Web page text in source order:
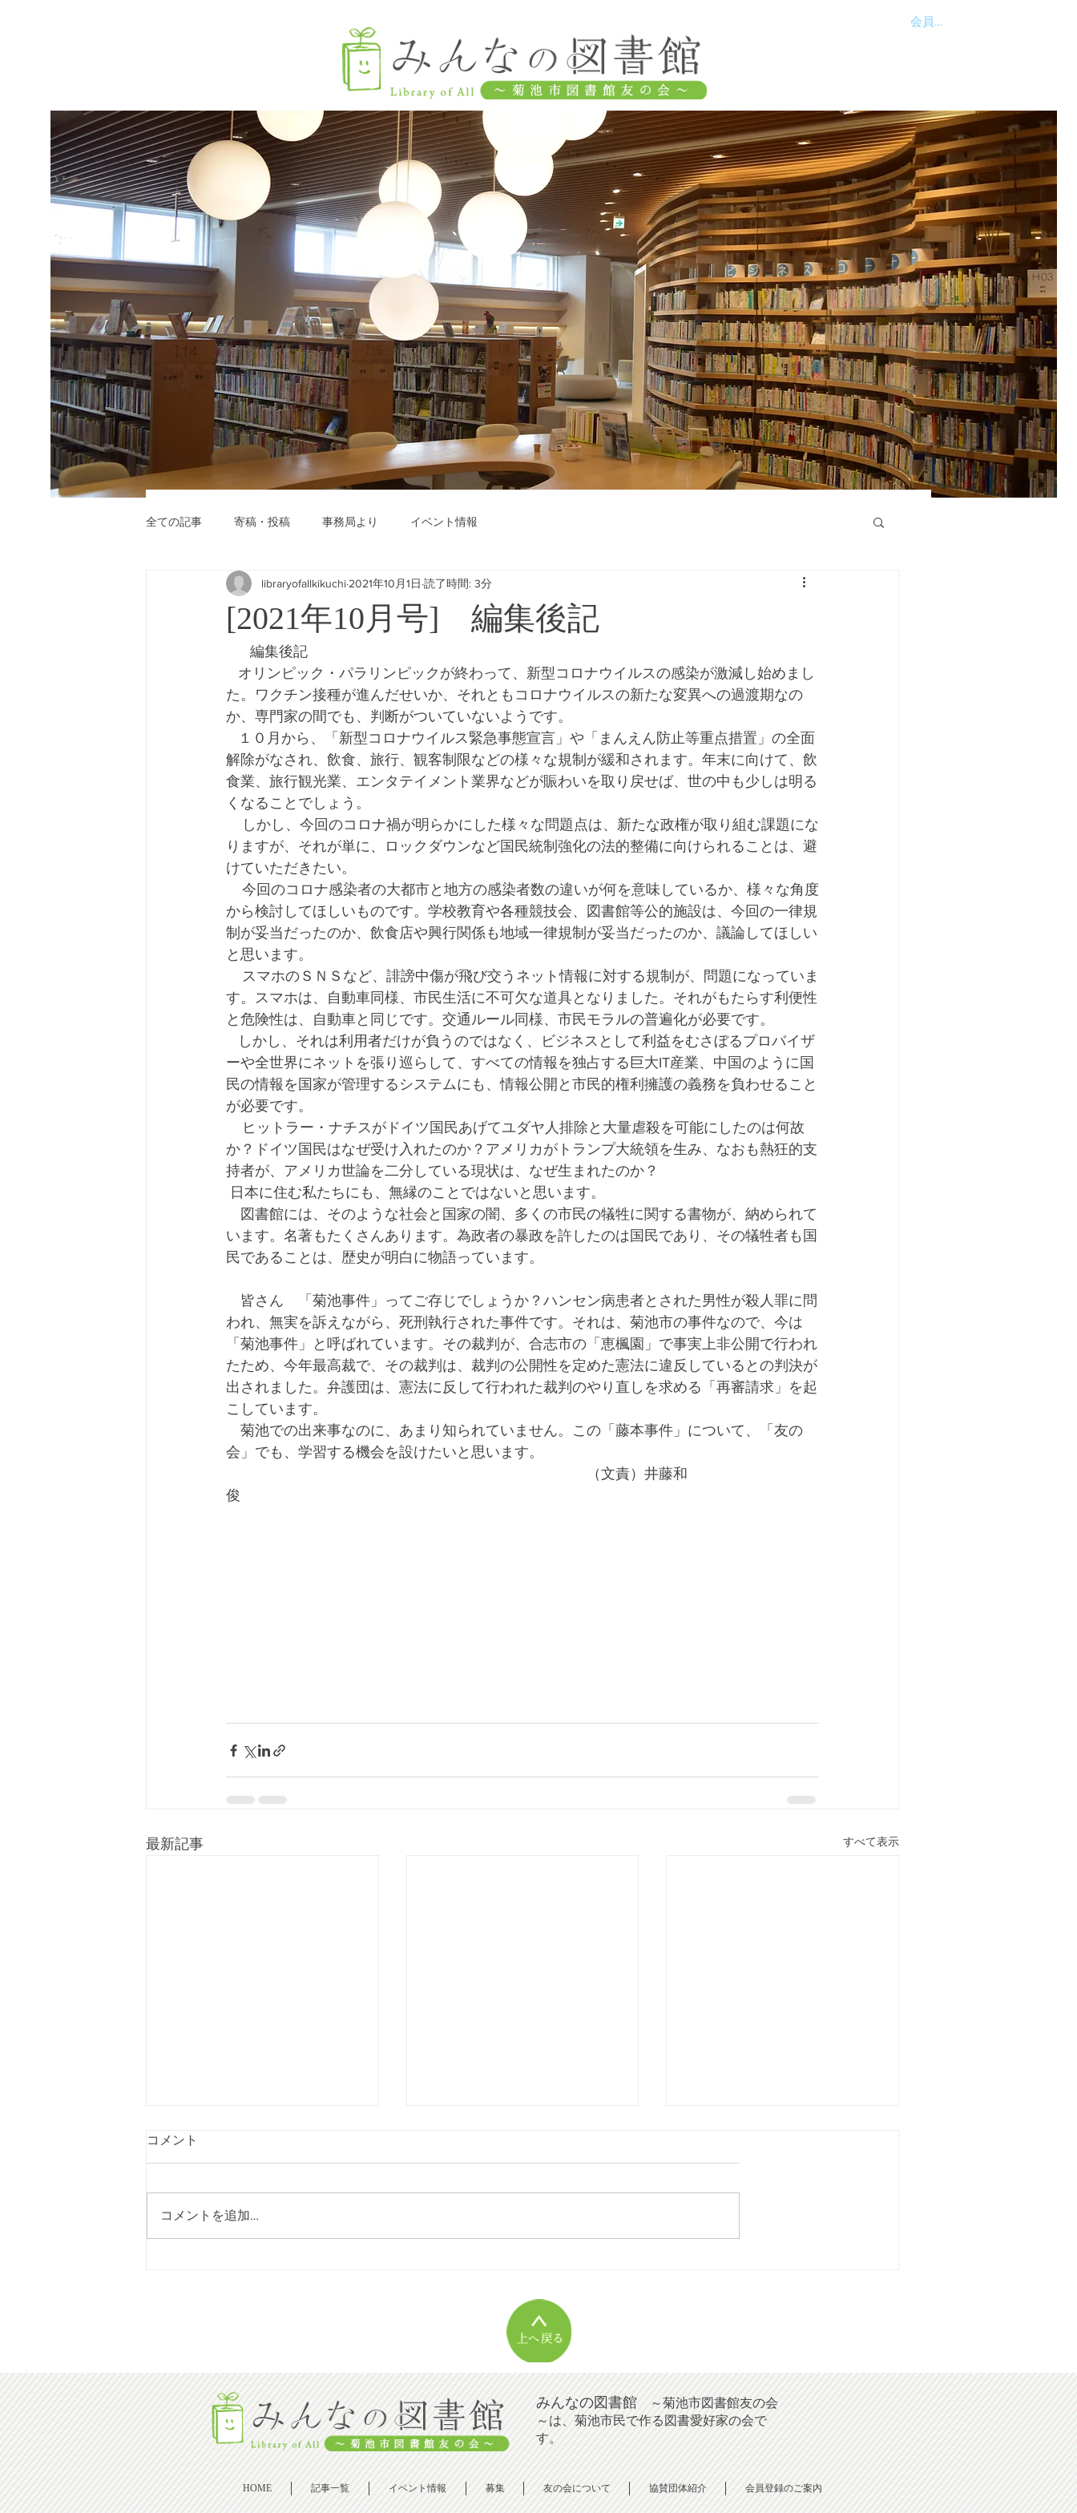
会員ログイン
全ての記事 寄稿・投稿 事務局より イベント情報
[2021年10月号] 編集後記
libraryofallkikuchi 2021年10月1日 読了時間: 3分
      編集後記
た。ワクチン接種が進んだせいか、それともコロナウイルスの新たな変異への過渡期なの
か、専門家の間でも、判断がついていないようです。
解除がなされ、飲食、旅行、観客制限などの様々な規制が緩和されます。年末に向けて、飲
食業、旅行観光業、エンタテイメント業界などが賑わいを取り戻せば、世の中も少しは明る
くなることでしょう。
りますが、それが単に、ロックダウンなど国民統制強化の法的整備に向けられることは、避
けていただきたい。
から検討してほしいものです。学校教育や各種競技会、図書館等公的施設は、今回の一律規
制が妥当だったのか、飲食店や興行関係も地域一律規制が妥当だったのか、議論してほしい
と思います。
す。スマホは、自動車同様、市民生活に不可欠な道具となりました。それがもたらす利便性
と危険性は、自動車と同じです。交通ルール同様、市民モラルの普遍化が必要です。
ーや全世界にネットを張り巡らして、すべての情報を独占する巨大IT産業、中国のように国
民の情報を国家が管理するシステムにも、情報公開と市民的権利擁護の義務を負わせること
が必要です。
か？ドイツ国民はなぜ受け入れたのか？アメリカがトランプ大統領を生み、なおも熱狂的支
持者が、アメリカ世論を二分している現状は、なぜ生まれたのか？
日本に住む私たちにも、無縁のことではないと思います。
図書館には、そのような社会と国家の闇、多くの市民の犠牲に関する書物が、納められて
います。名著もたくさんあります。為政者の暴政を許したのは国民であり、その犠牲者も国
民であることは、歴史が明白に物語っています。
皆さん　「菊池事件」ってご存じでしょうか？ハンセン病患者とされた男性が殺人罪に問
われ、無実を訴えながら、死刑執行された事件です。それは、菊池市の事件なので、今は
「菊池事件」と呼ばれています。その裁判が、合志市の「恵楓園」で事実上非公開で行われ
たため、今年最高裁で、その裁判は、裁判の公開性を定めた憲法に違反しているとの判決が
出されました。弁護団は、憲法に反して行われた裁判のやり直しを求める「再審請求」を起
こしています。
菊池での出来事なのに、あまり知られていません。この「藤本事件」について、「友の
会」でも、学習する機会を設けたいと思います。
（文責）井藤和
俊
最新記事 すべて表示
コメント
コメントを追加…
みんなの図書館～菊池市図書館友の会
～は、菊池市民で作る図書愛好家の会で
す。
HOME 記事一覧 イベント情報 募集 友の会について 協賛団体紹介 会員登録のご案内